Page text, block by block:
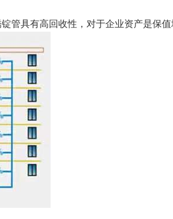
具有高回收性，对于企业资产是保值